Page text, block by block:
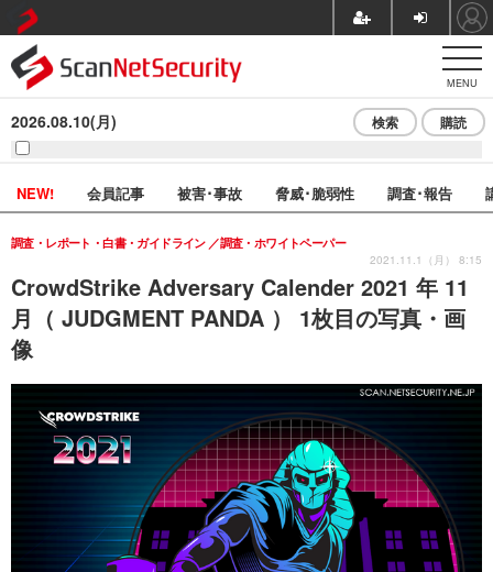
MENU
2026.08.10(月) 検索 購読
NEW! 会員記事 被害･事故 脅威･脆弱性 調査･報告
CrowdStrike Adversary Calender 2021 年 11
月（ JUDGMENT PANDA ） 1枚目の写真・画
像
調査・レポート・白書・ガイドライン 調査・ホワイトペーパー
2021.11.1（月） 8:15